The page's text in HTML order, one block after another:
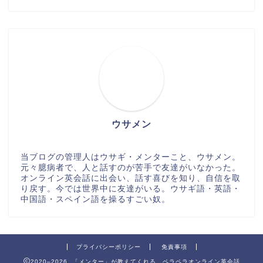
ウサメン
当ブログの管理人はウサギ・メンターこと、ウサメン。
元々臆病者で、人と話すのが苦手で友達がいなかった。
オンライン英会話に出会い、話す喜びを知り、自信を取
り戻す。今では世界中に友達がいる。ウサギ語・英語・
中国語・スペイン語を操るすごい奴。
プライバシーポリシー 免責事項